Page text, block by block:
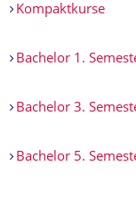
Kompaktkurse
Bachelor 1.
Bachelor 3.
Bachelor 5.